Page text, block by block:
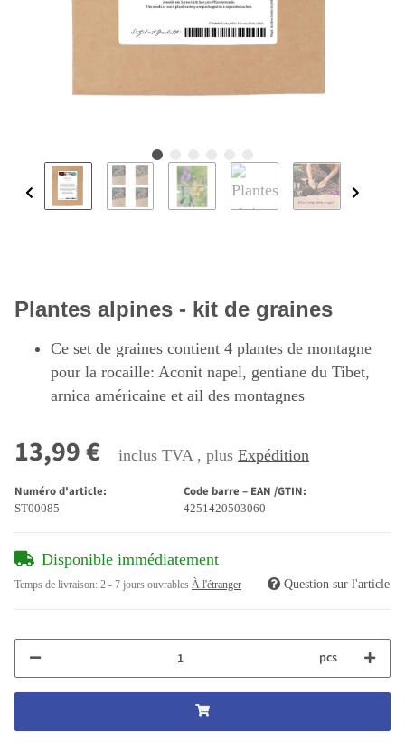
Plantes alpines - kit de graines
Ce set de graines contient 4 plantes de montagne
pour la rocaille: Aconit napel, gentiane du Tibet,
arnica américaine et ail des montagnes
13,99 € inclus TVA , plus Expédition
Numéro d'article:
ST00085
Code barre – EAN /GTIN:
4251420503060
Disponible immédiatement
Temps de livraison: 2 - 7 jours ouvrables À l'étranger Question sur l'article
pcs